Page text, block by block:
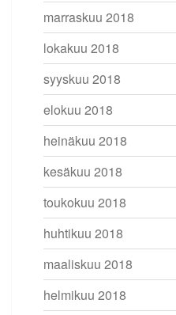
marraskuu 2018
lokakuu 2018
syyskuu 2018
elokuu 2018
heinäkuu 2018
kesäkuu 2018
toukokuu 2018
huhtikuu 2018
maaliskuu 2018
helmikuu 2018